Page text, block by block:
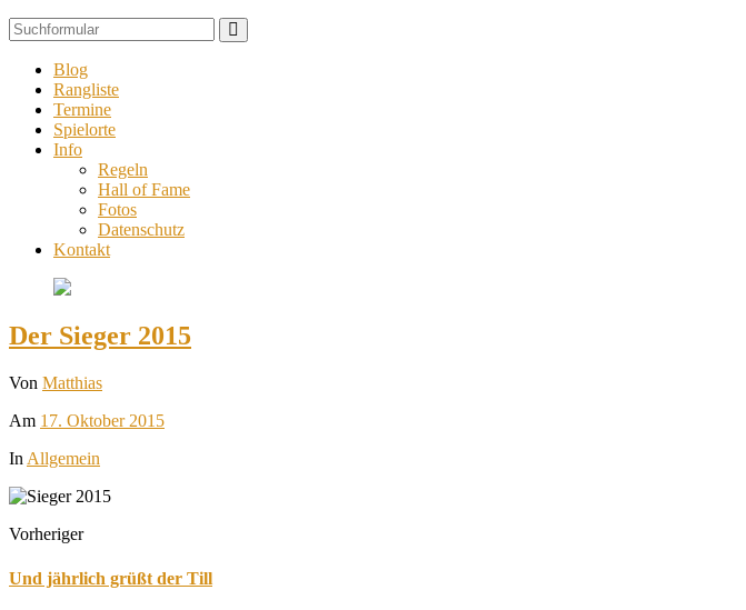
Blog
Rangliste
Termine
Spielorte
Info
Regeln
Hall of Fame
Fotos
Datenschutz
Kontakt
Der Sieger 2015
Von Matthias
Am 17. Oktober 2015
In Allgemein
Vorheriger
Und jährlich grüßt der Till